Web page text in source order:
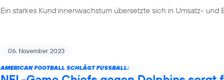
Ein starkes Kund:innenwachstum übersetzte sich in Umsatz- und
06. November 2023
AMERICAN FOOTBALL SCHLÄGT FUSSBALL: